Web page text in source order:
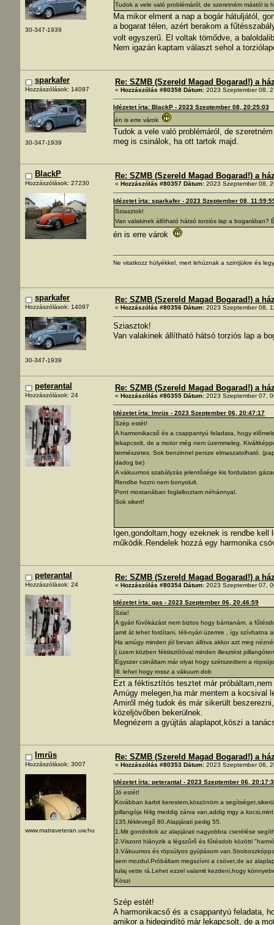
30-347-1939
Tudok a vele való problémáról, de szeretném mástól is
Ma mikor elment a nap a bogár hátuljától,
a bogarat télen, azért berakom a
volt egyszerű. El voltak tömődve, a
Nem igazán kaptam választ sehol a
sparkafer
Hozzászólások: 14097
30-347-1939
Re: SZMB (Szereld Magad Bogarad!) a
« Hozzászólás #80358 Dátum: 2023 Szeptember 08,
Idézetet írta: BlackP - 2023 Szeptember 08, 20:25:03
én is erre várok
Tudok a vele való problémáról, de
meg is csinálok, ha ott tartok majd.
BlackP
Hozzászólások: 27230
Re: SZMB (Szereld Magad Bogarad!) a
« Hozzászólás #80357 Dátum: 2023 Szeptember 08,
Idézetet írta: sparkafer - 2023 Szeptember 08,
Sziasztok!
Van valakinek állítható hátsó torziós lap a bogarában?
én is erre várok
Ne vitatkozz hülyékkel, mert lehúznak a szintjükre és
sparkafer
Hozzászólások: 14097
30-347-1939
Re: SZMB (Szereld Magad Bogarad!) a
« Hozzászólás #80356 Dátum: 2023 Szeptember 08,
Sziasztok!
Van valakinek állítható hátsó torziós lap a
peterantal
Hozzászólások: 24
Re: SZMB (Szereld Magad Bogarad!) a
« Hozzászólás #80355 Dátum: 2023 Szeptember 07,
Idézetet írta: Imrüs - 2023 Szeptember 06, 20:47:17
Szép estét!
A harmonikacső és a csappantyú feladata, hogy
lekapcsolt, de a motor még nem üzemmeleg.
természetes. Sok benzinnel persze elmaszatolható.
dadog be)
A vákuumos szabályzás jelentősége kis fordulaton
Rendbe hozni nem bonyolult.
Pont mostanában foglalkoztam néhánnyal.
Sok sikert!
Igen,gondoltam,hogy ezeknek is rendbe
működik.Rendelek hozzá egy harmonika
peterantal
Hozzászólások: 24
Re: SZMB (Szereld Magad Bogarad!) a
« Hozzászólás #80354 Dátum: 2023 Szeptember 07,
Idézetet írta: gas - 2023 Szeptember 06, 20:46:59
Szia!
A gyári fúvókázást nem biztos hogy bántanám, a
amit át lehet fordítani, téli-nyári üzemre , így szívhatna
Ha amúgy minden jól bevan állítva akkor azt meg
( üzem közben féktisztítóval minden illesztést
Egyszer csináltam már olyat hogy szétszedtem a
Ill. lehet hogy rossz a vákuum dob
Ezt a féktisztítós tesztet már
Amúgy melegen,ha már mentem a kocsival
Amiről még tudok és már sikerült
közeljövőben bekerülnek.
Megnézem a gyújtás alaplapot,köszi a
Imrüs
Hozzászólások: 3007
www.matraveteran.uw.hu
Re: SZMB (Szereld Magad Bogarad!) a
« Hozzászólás #80353 Dátum: 2023 Szeptember 06,
Idézetet írta: peterantal - 2023 Szeptember 06,
Jó estét!
Korábban karbit kerestem,köszönöm a
pillangója félig meddig zárva van,addig mgy a
135,féklevegő 80.Alapjárati pedig 55.
1.Mit gondoltok az alapjárati nagyobbra cserélése
2.Viszont hiányzik a légszűrő és fűtésdob közötti
3.Vákuumos és röpsúlyos gyújtásom
sem mozdul.Próbáltam megszívni a csövet,de az
tulaj vette rá.Lehet ezzel valamit kezdeni,hogy
Köszi
Szép estét!
A harmonikacső és a csappantyú feladata,
amikor a hidegindító már lekapcsolt, de a